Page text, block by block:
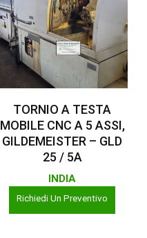
TORNIO A TESTA
MOBILE CNC A 5 ASSI,
GILDEMEISTER – GLD
25 / 5A
INDIA
Richiedi Un Preventivo